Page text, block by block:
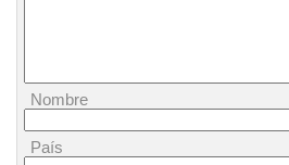
Nombre
País